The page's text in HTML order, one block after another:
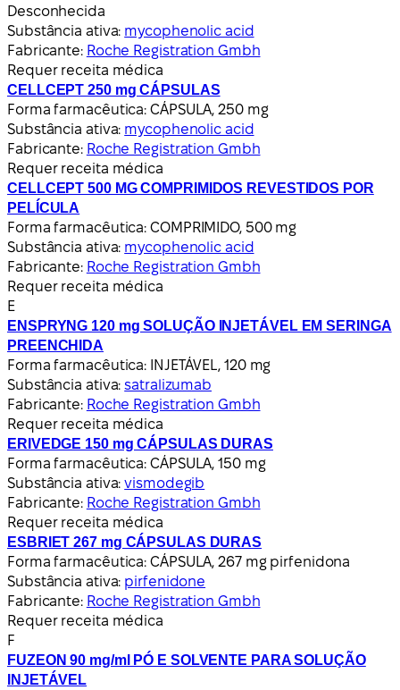
Desconhecida
Substância ativa: mycophenolic acid
Fabricante: Roche Registration Gmbh
Requer receita médica
CELLCEPT 250 mg CÁPSULAS
Forma farmacêutica: CÁPSULA, 250 mg
Substância ativa: mycophenolic acid
Fabricante: Roche Registration Gmbh
Requer receita médica
CELLCEPT 500 MG COMPRIMIDOS REVESTIDOS POR
PELÍCULA
Forma farmacêutica: COMPRIMIDO, 500 mg
Substância ativa: mycophenolic acid
Fabricante: Roche Registration Gmbh
Requer receita médica
E
ENSPRYNG 120 mg SOLUÇÃO INJETÁVEL EM SERINGA
PREENCHIDA
Forma farmacêutica: INJETÁVEL, 120 mg
Substância ativa:satralizumab
Fabricante: Roche Registration Gmbh
Requer receita médica
ERIVEDGE 150 mg CÁPSULAS DURAS
Forma farmacêutica: CÁPSULA, 150 mg
Substância ativa:vismodegib
Fabricante: Roche Registration Gmbh
Requer receita médica
ESBRIET 267 mg CÁPSULAS DURAS
Forma farmacêutica: CÁPSULA, 267 mg pirfenidona
Substância ativa: pirfenidone
Fabricante: Roche Registration Gmbh
Requer receita médica
F
FUZEON 90 mg/ml PÓ E SOLVENTE PARA SOLUÇÃO
INJETÁVEL